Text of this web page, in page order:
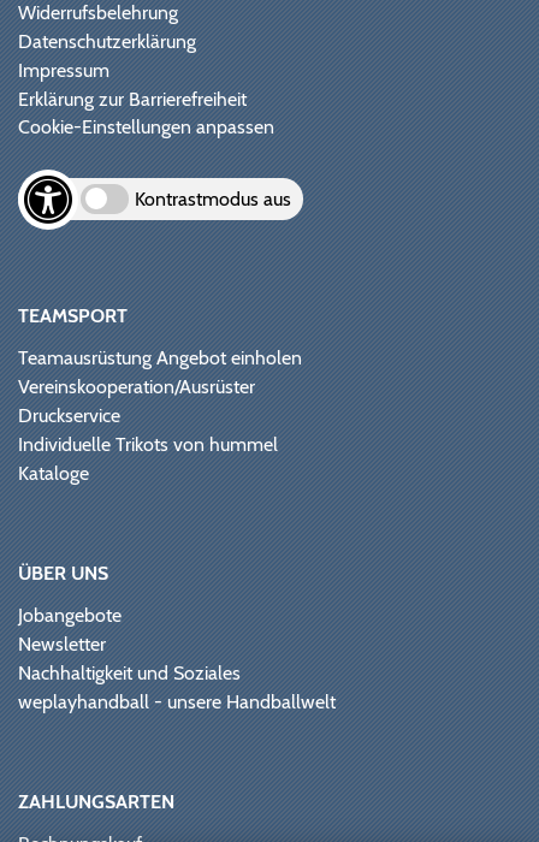
Widerrufsbelehrung
Datenschutzerklärung
Impressum
Erklärung zur Barrierefreiheit
Cookie-Einstellungen anpassen
Kontrastmodus aus
TEAMSPORT
Teamausrüstung Angebot einholen
Vereinskooperation/Ausrüster
Druckservice
Individuelle Trikots von hummel
Kataloge
ÜBER UNS
Jobangebote
Newsletter
Nachhaltigkeit und Soziales
weplayhandball - unsere Handballwelt
ZAHLUNGSARTEN